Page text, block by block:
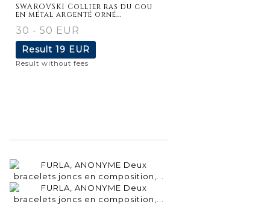
SWAROVSKI Collier ras du cou
en métal argenté orné...
30 - 50 EUR
Result 19 EUR
Result without fees